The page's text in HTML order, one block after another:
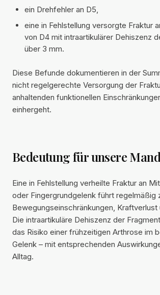
ein Drehfehler an D5,
eine in Fehlstellung versorgte Fraktur
von D4 mit intraartikulärer Dehiszenz
über 3 mm.
Diese Befunde dokumentieren in der
nicht regelgerechte Versorgung der
anhaltenden funktionellen
einhergeht.
Bedeutung für unsere
Eine in Fehlstellung verheilte Fraktur an
oder Fingergrundgelenk führt regelmäßig
Bewegungseinschränkungen, Kraftverlust
Die intraartikuläre Dehiszenz der
das Risiko einer frühzeitigen Arthrose im
Gelenk – mit entsprechenden
Alltag.